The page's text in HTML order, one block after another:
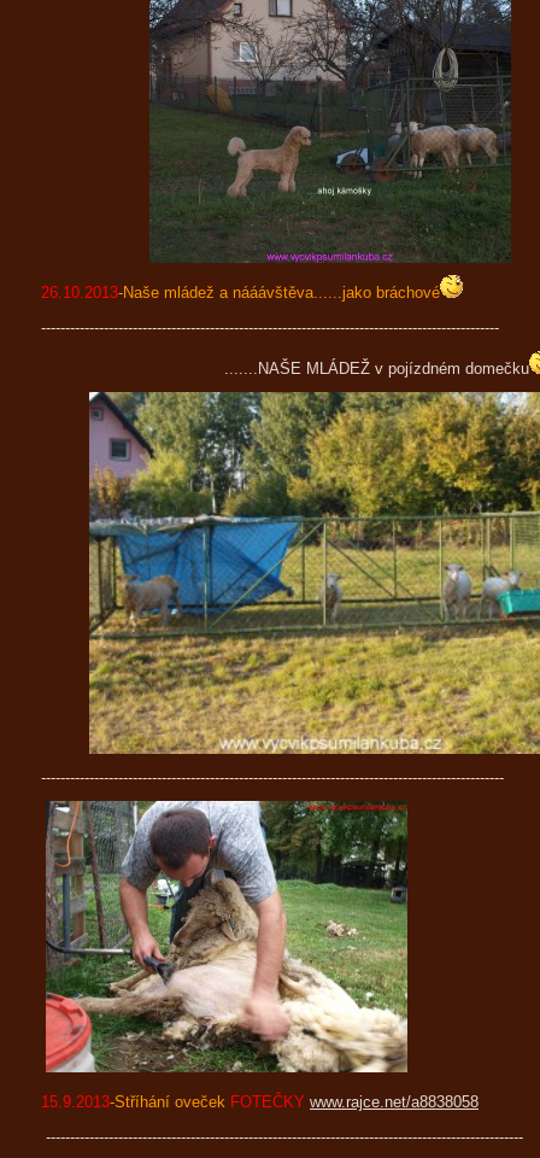
26.10.2013-Naše mládež a nááávštěva......jako bráchové
-----------------------------------------------------------------------------------------------
.......NAŠE MLÁDEŽ v pojízdném domečku
------------------------------------------------------------------------------------------------
15.9.2013-Stříhání oveček FOTEČKY www.rajce.net/a8838058
---------------------------------------------------------------------------------------------------